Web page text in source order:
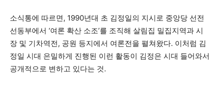
소식통에 따르면, 1990년대 초 김정일의 지시로 중앙당 선전
선동부에서 ‘여론 확산 소조’를 조직해 살림집 밀집지역과 시
장 및 기차역전, 공원 등지에서 여론전을 펼쳐왔다. 이처럼 김
정일 시대 은밀하게 진행된 이런 활동이 김정은 시대 들어와서
공개적으로 변하고 있다는 것.